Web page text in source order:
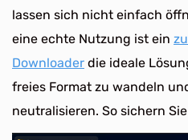
lassen sich nicht einfach
eine echte Nutzung ist ein
Downloader die ideale
freies Format zu wandeln
neutralisieren. So sichern